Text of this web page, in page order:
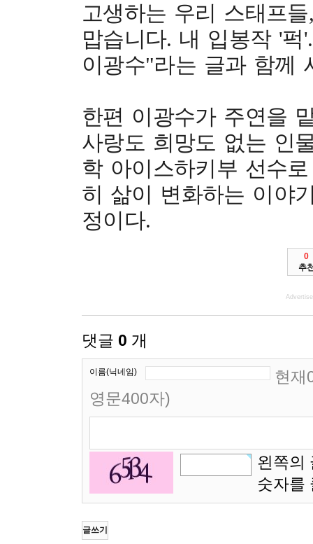
고생하는 우리 스태프
맙습니다. 내 입봉작 '
이광수"라는 글과 함께
한편 이광수가 주연을
사랑도 희망도 없는 인
학 아이스하키부 선수
히 삶이 변화하는 이야
정이다.
0
추
댓글 0 개
이름(닉네임)
현재
영문400자)
왼쪽의
숫자를
글쓰기